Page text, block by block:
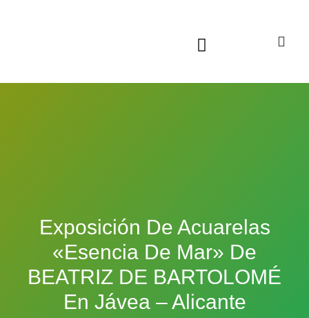
Exposición De Acuarelas
«Esencia De Mar» De
BEATRIZ DE BARTOLOMÉ
En Jávea – Alicante